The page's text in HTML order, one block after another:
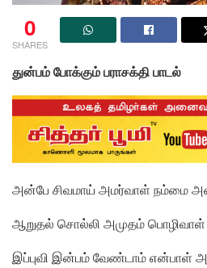
0
SHARES
துன்பம் போக்கும் பராசக்தி பாடல்
அன்பே சிவமாய் அமர்வாள் நம்மை
ஆறுதல் சொல்லி அமுதம் பொழிவாள்
இப்புவி இன்பம் வேண்டாம் என்பாள்